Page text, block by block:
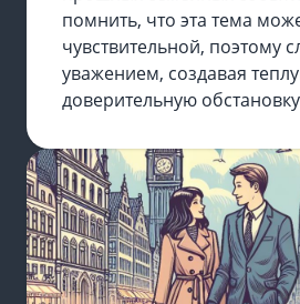
помнить, что эта тема
чувствительной, поэтому
уважением, создавая
доверительную